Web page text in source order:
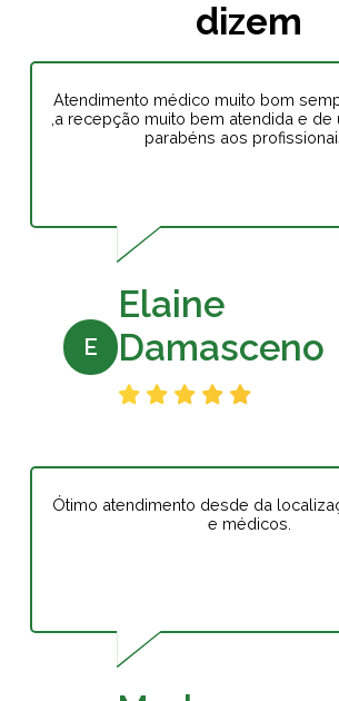
dizem
Atendimento médico muito bom
,a recepção muito bem atendida e de
parabéns aos
E
Elaine
Damasceno
Ótimo atendimento desde da
e médicos.